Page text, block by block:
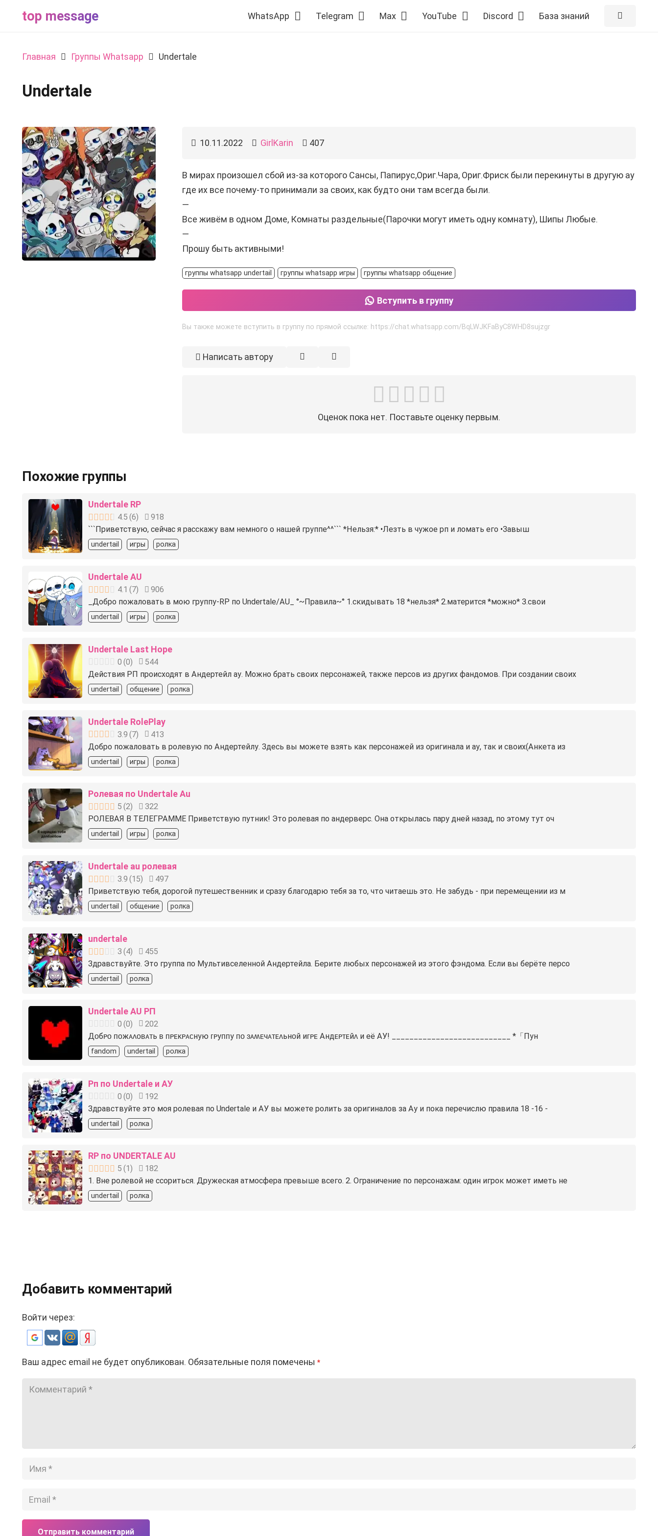
top message WhatsApp Telegram Max YouTube Discord База знаний
Главная Группы Whatsapp Undertale
Undertale
10.11.2022 GirlKarin 407
В мирах произошел сбой из-за которого Сансы, Папирус,Ориг.Чара, Ориг.Фриск были перекинуты в другую ау
где их все почему-то принимали за своих, как будто они там всегда были.
—
Все живём в одном Доме, Комнаты раздельные(Парочки могут иметь одну комнату), Шипы Любые.
—
Прошу быть активными!
группы whatsapp undertail группы whatsapp игры группы whatsapp общение
Вступить в группу
Вы также можете вступить в группу по прямой ссылке: https://chat.whatsapp.com/BqLWJKFaByC8WHD8sujzgr
Написать автору
Оценок пока нет. Поставьте оценку первым.
Похожие группы
Undertale RP
4.5 (6)
918
```Приветствую, сейчас я расскажу вам немного о нашей группе^^``` *Нельзя:* •Лезть в чужое рп и ломать его •Завыш
undertail игры ролка
Undertale AU
4.1 (7)
906
_Добро пожаловать в мою группу-RP по Undertale/AU_ °~Правила~° 1.скидывать 18 *нельзя* 2.матерится *можно* 3.свои
undertail игры ролка
Undertale Last Hope
0 (0)
544
Действия РП происходят в Андертейл ау. Можно брать своих персонажей, также персов из других фандомов. При создании своих
undertail общение ролка
Undertale RolePlay
3.9 (7)
413
Добро пожаловать в ролевую по Андертейлу. Здесь вы можете взять как персонажей из оригинала и ау, так и своих(Анкета из
undertail игры ролка
Ролевая по Undertale Au
5 (2)
322
РОЛЕВАЯ В ТЕЛЕГРАММЕ Приветствую путник! Это ролевая по андерверс. Она открылась пару дней назад, по этому тут оч
undertail игры ролка
Undertale au ролевая
3.9 (15)
497
Приветствую тебя, дорогой путешественник и сразу благодарю тебя за то, что читаешь это. Не забудь - при перемещении из м
undertail общение ролка
undertale
3 (4)
455
Здравствуйте. Это группа по Мультивселенной Андертейла. Берите любых персонажей из этого фэндома. Если вы берёте персо
undertail ролка
Undertale AU РП
0 (0)
202
Дᴏбᴩᴏ ᴨᴏжᴀᴧᴏʙᴀᴛь ʙ ᴨᴩᴇᴋᴩᴀᴄную ᴦᴩуᴨᴨу ᴨᴏ ɜᴀʍᴇчᴀᴛᴇᴧьнᴏй иᴦᴩᴇ Андᴇᴩᴛᴇйᴧ и её АУ! ___________________________ *「Пун
fandom undertail ролка
Рп по Undertale и АУ
0 (0)
192
Здравствуйте это моя ролевая по Undertale и АУ вы можете ролить за оригиналов за Ау и пока перечислю правила 18 -16 -
undertail ролка
RP по UNDERTALE AU
5 (1 )
182
1. Вне ролевой не ссориться. Дружеская атмосфера превыше всего. 2. Ограничение по персонажам: один игрок может иметь не
undertail ролка
Добавить комментарий
Войти через:
Ваш адрес email не будет опубликован. Обязательные поля помечены *
Отправить комментарий